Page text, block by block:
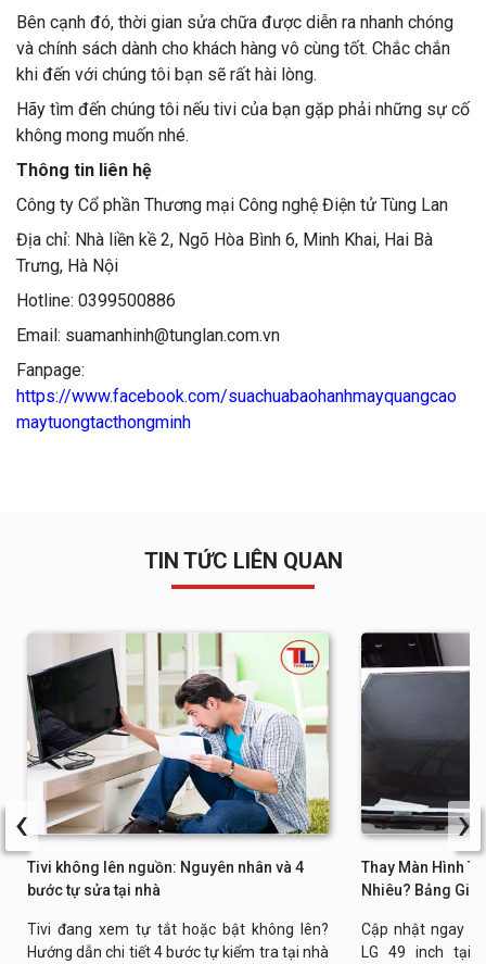
Bên cạnh đó, thời gian sửa chữa được diễn ra nhanh chóng
và chính sách dành cho khách hàng vô cùng tốt. Chắc chắn
khi đến với chúng tôi bạn sẽ rất hài lòng.
Hãy tìm đến chúng tôi nếu tivi của bạn gặp phải những sự cố
không mong muốn nhé.
Thông tin liên hệ
Công ty Cổ phần Thương mại Công nghệ Điện tử Tùng Lan
Địa chỉ: Nhà liền kề 2, Ngõ Hòa Bình 6, Minh Khai, Hai Bà
Trưng, Hà Nội
Hotline: 0399500886
Email: suamanhinh@tunglan.com.vn
Fanpage:
https://www.facebook.com/suachuabaohanhmayquangcao
maytuongtacthongminh
TIN TỨC LIÊN QUAN
Tivi không lên nguồn: Nguyên nhân và 4
bước tự sửa tại nhà
Tivi đang xem tự tắt hoặc bật không lên?
Hướng dẫn chi tiết 4 bước tự kiểm tra tại nhà
Thay Màn Hình
Nhiêu? Bảng Giá
Cập nhật ngay
LG 49 inch tại
‹ ›